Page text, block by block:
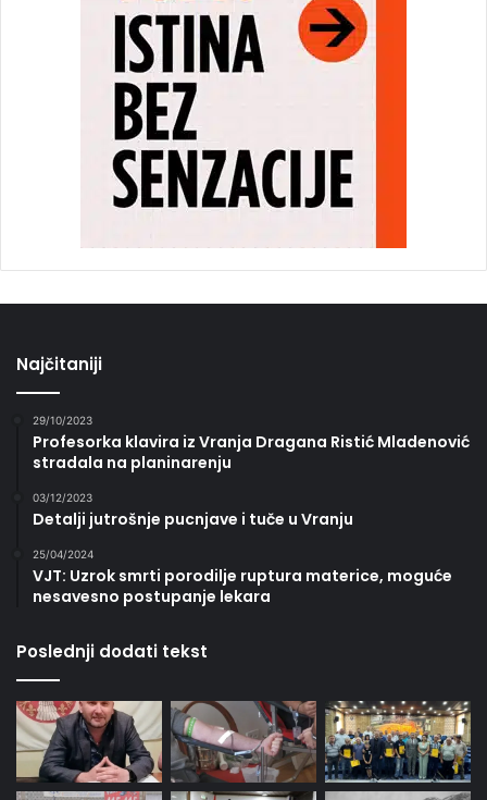
Najčitaniji
29/10/2023
Profesorka klavira iz Vranja Dragana Ristić Mladenović
stradala na planinarenju
03/12/2023
Detalji jutrošnje pucnjave i tuče u Vranju
25/04/2024
VJT: Uzrok smrti porodilje ruptura materice, moguće
nesavesno postupanje lekara
Poslednji dodati tekst